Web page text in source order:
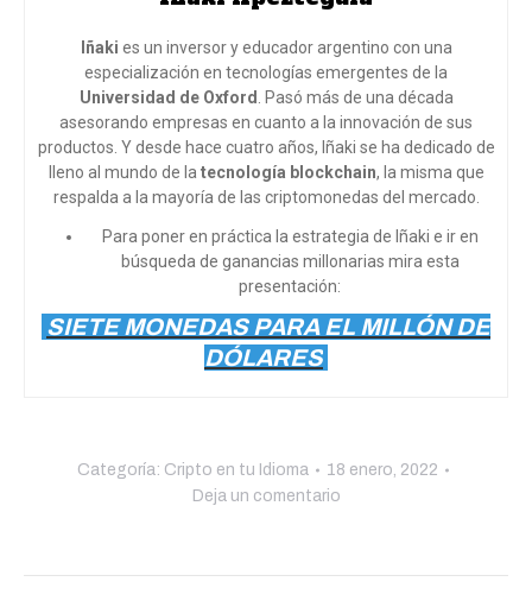
Iñaki es un inversor y educador argentino con una
especialización en tecnologías emergentes de la
Universidad de Oxford
. Pasó más de una década
asesorando empresas en cuanto a la innovación de sus
productos. Y desde hace cuatro años, Iñaki se ha dedicado de
lleno al mundo de la tecnología blockchain, la misma que
respalda a la mayoría de las criptomonedas del mercado.
Para poner en práctica la estrategia de Iñaki e ir en
búsqueda de ganancias millonarias mira esta
presentación:
SIETE MONEDAS PARA EL MILLÓN DE
DÓLARES
Categoría: Cripto en tu Idioma
18 enero, 2022
Deja un comentario